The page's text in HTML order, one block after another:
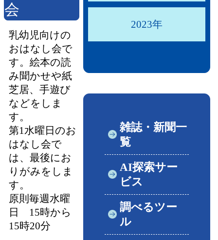
会
乳幼児向けの
おはなし会で
す。絵本の読
み聞かせや紙
芝居、手遊び
などをしま
す。
第1水曜日のお
はなし会で
は、最後にお
りがみをしま
す。
原則毎週水曜
日 15時から
15時20分
2023年
雑誌・新聞一
覧
AI探索サー
ビス
調べるツー
ル